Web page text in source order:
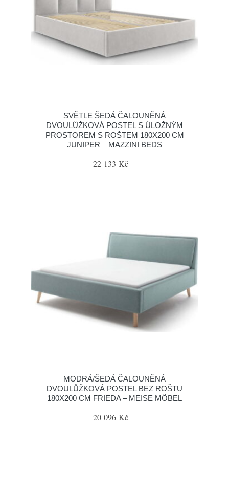
SVĚTLE ŠEDÁ ČALOUNĚNÁ
DVOULŮŽKOVÁ POSTEL S ÚLOŽNÝM
PROSTOREM S ROŠTEM 180X200 CM
JUNIPER – MAZZINI BEDS
22 133 Kč
MODRÁ/ŠEDÁ ČALOUNĚNÁ
DVOULŮŽKOVÁ POSTEL BEZ ROŠTU
180X200 CM FRIEDA – MEISE MÖBEL
20 096 Kč